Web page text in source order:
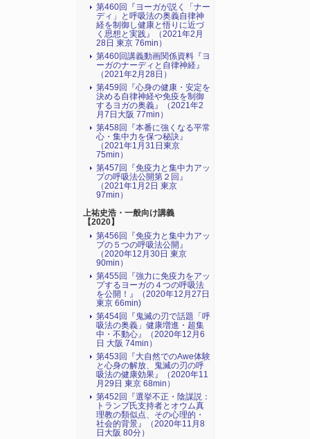
第460回『ヨーガが説く「ナー
ディ」と呼吸法の奥義自律神
経を制御し健康と悟りに近づ
く思想と実践』（2021年2月
28日 東京 76min）
第460回講義動画関係資料『ヨ
ーガのナーディと自律神経』
（2021年2月28日）
第459回『心身の健康・安定を
決める自律神経や免疫を制御
するヨガの奥義』（2021年2
月7日大阪 77min）
第458回『本番に強くなる平常
心・集中力を保つ秘訣』
（2021年1月31日東京
75min）
第457回『免疫力と集中力アッ
プの呼吸法公開第２回』
（2021年1月2日 東京
97min）
上祐史浩・一般向け講義
【2020】
第456回『免疫力と集中力アッ
プの５つの呼吸法公開』
（2020年12月30日 東京
90min）
第455回『強力に免疫力をアッ
プするヨーガの４つの呼吸法
を公開！』（2020年12月27日
東京 66min)
第454回『鬼滅の刃で話題「呼
吸法の奥義」健康増進・超集
中・不動心』（2020年12月6
日 大阪 74min）
第453回『大自然でのAwe体験
と心身の解放、鬼滅の刃の呼
吸法の健康効果』（2020年11
月29日 東京 68min）
第452回『選挙不正・陰謀説：
トランプ氏支持者とオウム真
理教の類似点、その心理的・
社会的背景』（2020年11月8
日大阪 80分）